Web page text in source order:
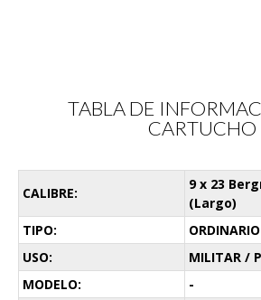
TABLA DE
CARTUCHO
CALIBRE:
9 x 23
(Largo)
TIPO:
ORDINARIO
USO:
MILITAR /
MODELO:
-